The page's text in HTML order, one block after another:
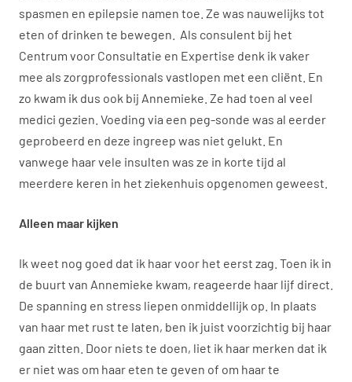
spasmen en epilepsie namen toe. Ze was nauwelijks tot
eten of drinken te bewegen. Als consulent bij het
Centrum voor Consultatie en Expertise denk ik vaker
mee als zorgprofessionals vastlopen met een cliënt. En
zo kwam ik dus ook bij Annemieke. Ze had toen al veel
medici gezien. Voeding via een peg-sonde was al eerder
geprobeerd en deze ingreep was niet gelukt. En
vanwege haar vele insulten was ze in korte tijd al
meerdere keren in het ziekenhuis opgenomen geweest.
Alleen maar kijken
Ik weet nog goed dat ik haar voor het eerst zag. Toen ik in
de buurt van Annemieke kwam, reageerde haar lijf direct.
De spanning en stress liepen onmiddellijk op. In plaats
van haar met rust te laten, ben ik juist voorzichtig bij haar
gaan zitten. Door niets te doen, liet ik haar merken dat ik
er niet was om haar eten te geven of om haar te